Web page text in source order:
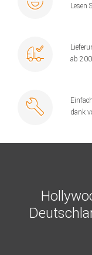
Lesen
ab
dank